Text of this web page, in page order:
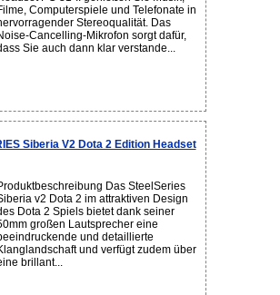
Computerspiele und Telefonate in
Stereoqualität. Das
Cancelling-Mikrofon sorgt dafür,
Sie auch dann klar verstande...
Siberia V2 Dota 2 Edition Headset
Das SteelSeries
v2 Dota 2 im attraktiven Design
Dota 2 Spiels bietet dank seiner
großen Lautsprecher eine
und detaillierte
und verfügt zudem über
brillant...